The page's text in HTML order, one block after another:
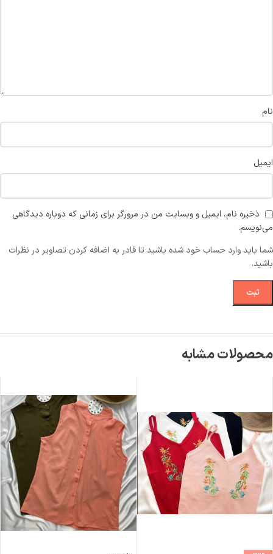
نام
ایمیل
ذخیره نام، ایمیل و وبسایت من در مرورگر برای زمانی که دوباره دیدگاهی
می‌نویسم.
شما باید وارد حساب خود شده باشید تا قادر به اضافه کردن تصاویر در نظرات
باشید.
محصولات مشابه